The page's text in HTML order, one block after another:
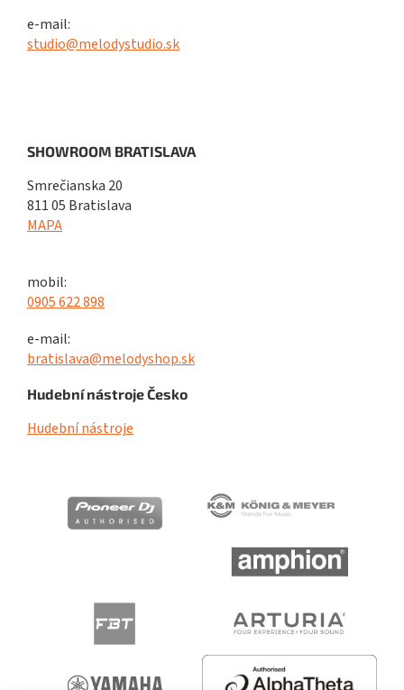
e-mail:
studio@melodystudio.sk
SHOWROOM BRATISLAVA
Smrečianska 20
811 05 Bratislava
MAPA
mobil:
0905 622 898
e-mail:
bratislava@melodyshop.sk
Hudební nástroje Česko
Hudební nástroje